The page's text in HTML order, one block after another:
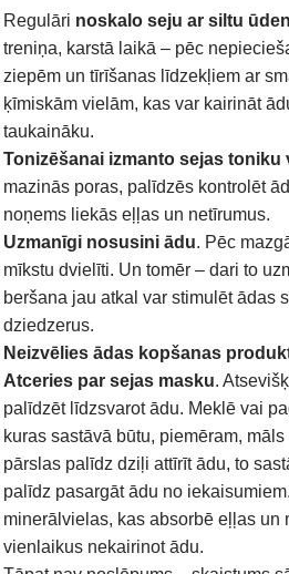
Regulāri noskalo seju ar siltu
treniņa, karstā laikā – pēc
ziepēm un tīrīšanas līdzekļiem ar
ķīmiskām vielām, kas var kairināt
taukaināku.
Tonizēšanai izmanto sejas toniku
mazinās poras, palīdzēs kontrolēt
noņems liekās eļļas un netīrumus.
Uzmanīgi nosusini ādu. Pēc
mīkstu dvielīti. Un tomēr – dari to
beršana jau atkal var stimulēt ādas
dziedzerus.
Neizvēlies ādas kopšanas
Atceries par sejas masku.
palīdzēt līdzsvarot ādu. Meklē vai
kuras sastāvā būtu, piemēram,
pārslas palīdz dziļi attīrīt ādu, to
palīdz pasargāt ādu no
minerālvielas, kas absorbē eļļas un
vienlaikus nekairinot ādu.